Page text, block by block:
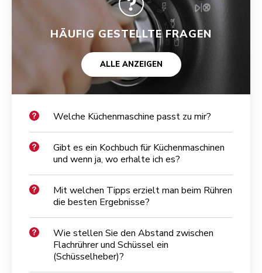
HÄUFIG GESTELLTE FRAGEN
ALLE ANZEIGEN
Welche Küchenmaschine passt zu mir?
Gibt es ein Kochbuch für Küchenmaschinen
und wenn ja, wo erhalte ich es?
Mit welchen Tipps erzielt man beim Rühren
die besten Ergebnisse?
Wie stellen Sie den Abstand zwischen
Flachrührer und Schüssel ein
(Schüsselheber)?